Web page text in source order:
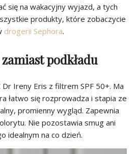
się na wakacyjny wyjazd, a tych
produkty, które zobaczycie
drogerii Sephora.
podkładu
Dr Ireny Eris z filtrem SPF 50+. Ma
łatwo się rozprowadza i stapia ze
promienny wygląd. Zapewnia
Nie pozostawia smug ani
idealnym na co dzień.